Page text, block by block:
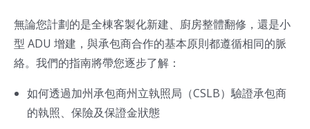
無論您計劃的是全棟客製化新建、廚房整體翻修，還是小
型 ADU 增建，與承包商合作的基本原則都遵循相同的脈
絡。我們的指南將帶您逐步了解：
如何透過加州承包商州立執照局（CSLB）驗證承包商
的執照、保險及保證金狀態